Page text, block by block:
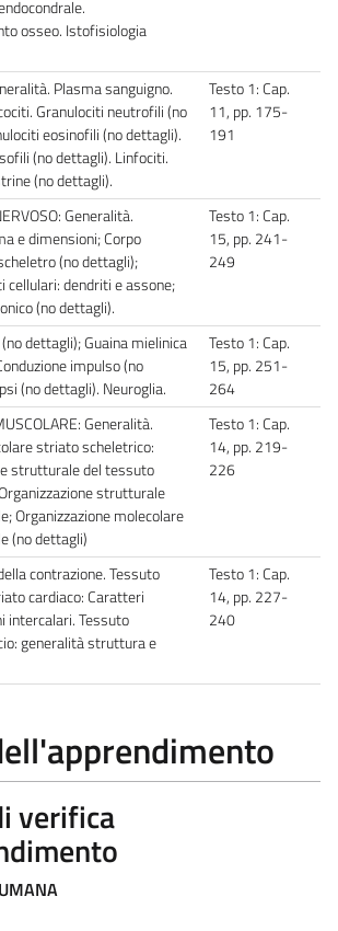
osseo. Istofisiologia
Plasma sanguigno.
Granulociti neutrofili (no
eosinofili (no dettagli).
(no dettagli). Linfociti.
(no dettagli).
Testo 1: Cap.
11, pp. 175-
191
Generalità.
e dimensioni; Corpo
(no dettagli);
cellulari: dendriti e assone;
(no dettagli).
Testo 1: Cap.
15, pp. 241-
249
dettagli); Guaina mielinica
impulso (no
(no dettagli). Neuroglia.
Testo 1: Cap.
15, pp. 251-
264
Generalità.
striato scheletrico:
strutturale del tessuto
strutturale
Organizzazione molecolare
(no dettagli)
Testo 1: Cap.
14, pp. 219-
226
contrazione. Tessuto
cardiaco: Caratteri
intercalari. Tessuto
generalità struttura e
Testo 1: Cap.
14, pp. 227-
240
verifica